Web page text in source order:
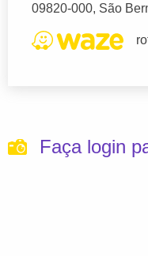
09820-000, São
Faça login